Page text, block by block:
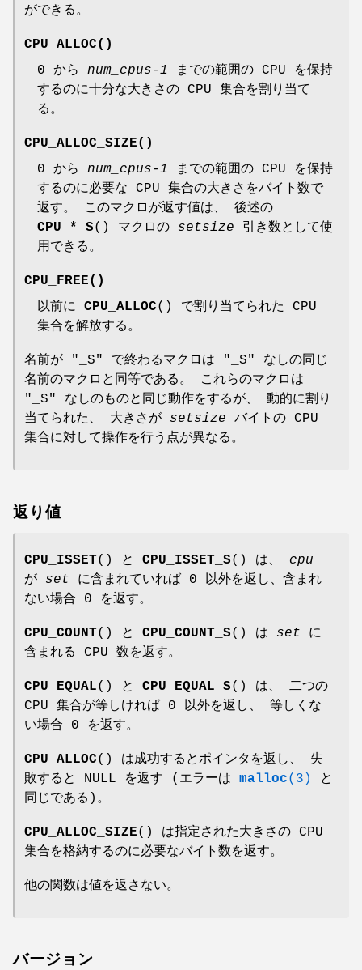
ができる。
CPU_ALLOC()
0 から num_cpus-1 までの範囲の CPU を保持
するのに十分な大きさの CPU 集合を割り当て
る。
CPU_ALLOC_SIZE()
0 から num_cpus-1 までの範囲の CPU を保持
するのに必要な CPU 集合の大きさをバイト数で
返す。 このマクロが返す値は、 後述の
CPU_*_S() マクロの setsize 引き数として使
用できる。
CPU_FREE()
以前に CPU_ALLOC() で割り当てられた CPU
集合を解放する。
名前が "_S" で終わるマクロは "_S" なしの同じ
名前のマクロと同等である。 これらのマクロは
"_S" なしのものと同じ動作をするが、 動的に割り
当てられた、 大きさが setsize バイトの CPU
集合に対して操作を行う点が異なる。
返り値
CPU_ISSET() と CPU_ISSET_S() は、 cpu
が set に含まれていれば 0 以外を返し、含まれ
ない場合 0 を返す。
CPU_COUNT() と CPU_COUNT_S() は set に
含まれる CPU 数を返す。
CPU_EQUAL() と CPU_EQUAL_S() は、 二つの
CPU 集合が等しければ 0 以外を返し、 等しくな
い場合 0 を返す。
CPU_ALLOC() は成功するとポインタを返し、 失
敗すると NULL を返す (エラーは malloc(3)
と
同じである)。
CPU_ALLOC_SIZE() は指定された大きさの CPU
集合を格納するのに必要なバイト数を返す。
他の関数は値を返さない。
バージョン